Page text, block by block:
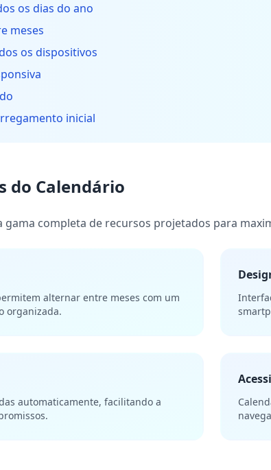
os dias do ano
meses
os dispositivos
inicial
do Calendário
gama completa de recursos projetados para
alternar entre meses com um
organizada.
automaticamente, facilitando a